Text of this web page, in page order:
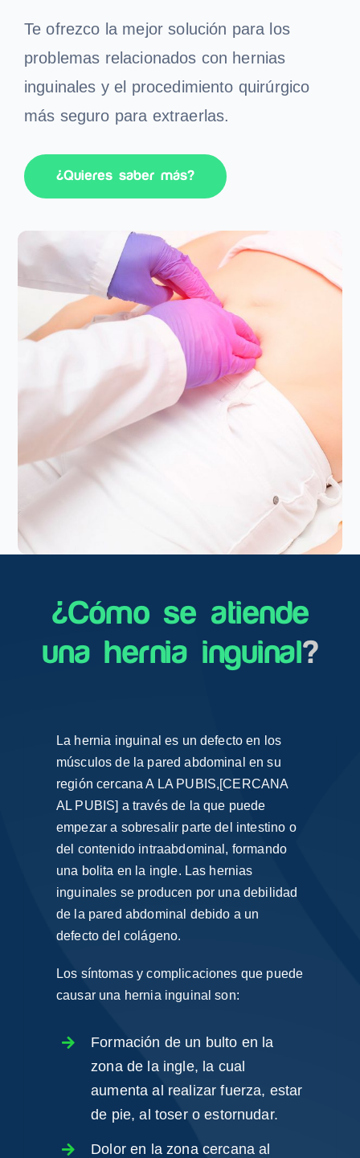
Te ofrezco la mejor solución para los
problemas relacionados con hernias
inguinales y el procedimiento quirúrgico
más seguro para extraerlas.
¿Quieres saber más?
¿Cómo se atiende
una hernia inguinal?
La hernia inguinal es un defecto en los
músculos de la pared abdominal en su
región cercana A LA PUBIS,[CERCANA
AL PUBIS] a través de la que puede
empezar a sobresalir parte del intestino o
del contenido intraabdominal, formando
una bolita en la ingle. Las hernias
inguinales se producen por una debilidad
de la pared abdominal debido a un
defecto del colágeno.
Los síntomas y complicaciones que puede
causar una hernia inguinal son:
Formación de un bulto en la
zona de la ingle, la cual
aumenta al realizar fuerza, estar
de pie, al toser o estornudar.
Dolor en la zona cercana al